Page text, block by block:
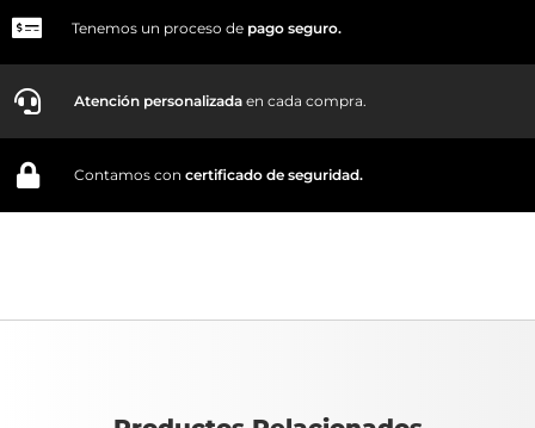
Tenemos un proceso de pago seguro.
Atención personalizada en cada compra.
Contamos con certificado de seguridad.